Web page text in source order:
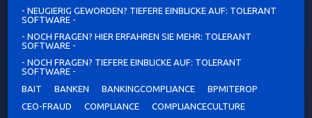
- NEUGIERIG GEWORDEN? TIEFERE EINBLICKE AUF: TOLERANT
SOFTWARE -
- NOCH FRAGEN? HIER ERFAHREN SIE MEHR: TOLERANT
SOFTWARE -
- NOCH FRAGEN? TIEFERE EINBLICKE AUF: TOLERANT
SOFTWARE -
BAIT
BANKEN BANKINGCOMPLIANCE
BPMITEROP
CEO-FRAUD
COMPLIANCE
COMPLIANCECULTURE